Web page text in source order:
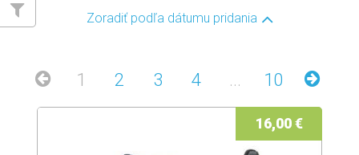
Zoradiť podľa dátumu pridania
1 2 3 4 ... 10
16,00 €